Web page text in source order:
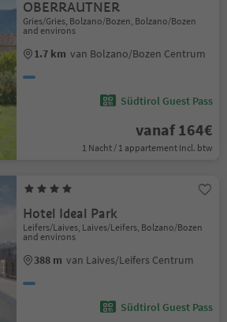
OBERRAUTNER
Gries/Gries, Bolzano/Bozen, Bolzano/Bozen
and environs
1.7 km van Bolzano/Bozen Centrum
Südtirol Guest Pass
vanaf 164€
1 Nacht / 1 appartement Incl. btw
Hotel Ideal Park
Leifers/Laives, Laives/Leifers, Bolzano/Bozen
and environs
388 m van Laives/Leifers Centrum
Südtirol Guest Pass